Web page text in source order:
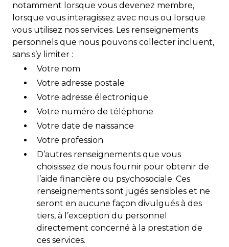
notamment lorsque vous devenez membre,
lorsque vous interagissez avec nous ou lorsque
vous utilisez nos services. Les renseignements
personnels que nous pouvons collecter incluent,
sans s’y limiter :
Votre nom
Votre adresse postale
Votre adresse électronique
Votre numéro de téléphone
Votre date de naissance
Votre profession
D’autres renseignements que vous
choisissez de nous fournir pour obtenir de
l’aide financière ou psychosociale. Ces
renseignements sont jugés sensibles et ne
seront en aucune façon divulgués à des
tiers, à l’exception du personnel
directement concerné à la prestation de
ces services.
M'inscrire